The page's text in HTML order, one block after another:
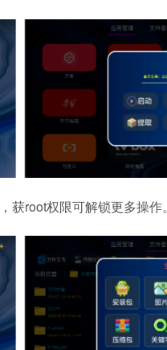
root权限可解锁更多操作。